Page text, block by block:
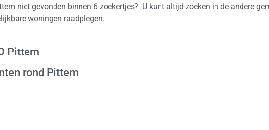
niet gevonden binnen 6 zoekertjes? U kunt altijd zoeken in de andere
woningen raadplegen.
Pittem
rond Pittem